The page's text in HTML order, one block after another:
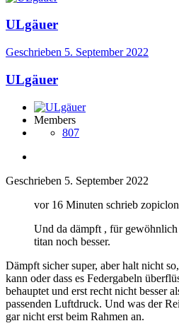
ULgäuer
Geschrieben 5. September 2022
ULgäuer
Members
807
Geschrieben 5. September 2022
vor 16 Minuten schrieb
Und da dämpft , für gewöhnlich
titan noch besser.
Dämpft sicher super, aber halt nicht
kann oder dass es Federgabeln
behauptet und erst recht nicht besser
passenden Luftdruck. Und was der
gar nicht erst beim Rahmen an.